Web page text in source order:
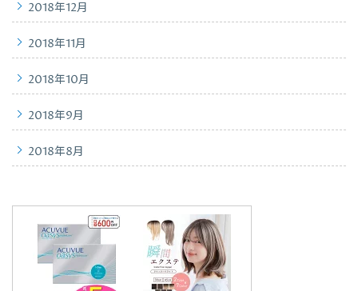
2018年12月
2018年11月
2018年10月
2018年9月
2018年8月